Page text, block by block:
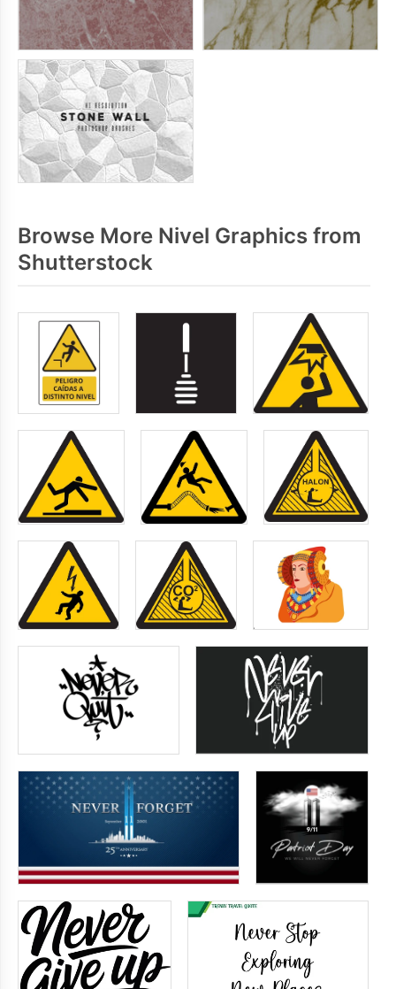
Browse More Nivel Graphics from
Shutterstock